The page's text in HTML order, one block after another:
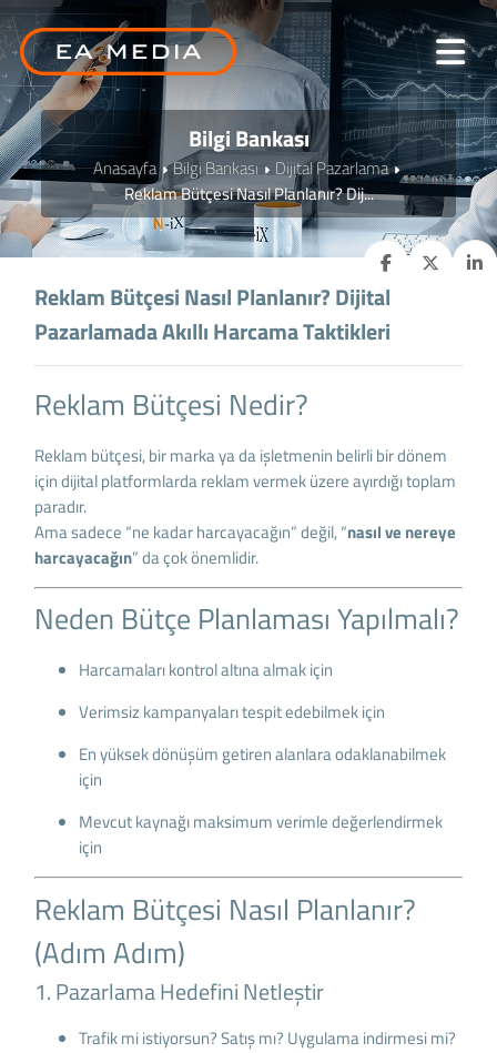
Bilgi Bankası
Anasayfa Bilgi Bankası
Dijital Pazarlama
Reklam Bütçesi Nasıl Planlanır? Dij...
Reklam Bütçesi Nasıl Planlanır? Dijital
Pazarlamada Akıllı Harcama Taktikleri
Reklam Bütçesi Nedir?
Reklam bütçesi, bir marka ya da işletmenin belirli bir dönem
için dijital platformlarda reklam vermek üzere ayırdığı toplam
paradır.
Ama sadece “ne kadar harcayacağın” değil, “nasıl ve nereye
harcayacağın” da çok önemlidir.
Neden Bütçe Planlaması Yapılmalı?
Harcamaları kontrol altına almak için
Verimsiz kampanyaları tespit edebilmek için
En yüksek dönüşüm getiren alanlara odaklanabilmek
için
Mevcut kaynağı maksimum verimle değerlendirmek
için
Reklam Bütçesi Nasıl Planlanır?
(Adım Adım)
1. Pazarlama Hedefini Netleştir
Trafik mi istiyorsun? Satış mı? Uygulama indirmesi mi?